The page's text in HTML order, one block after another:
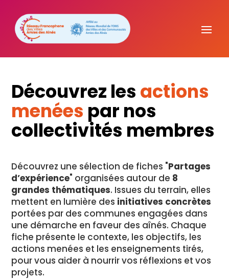
Découvrez les actions
menées par nos
collectivités membres
Découvrez une sélection de fiches "Partages
d’expérience" organisées autour de 8
grandes thématiques. Issues du terrain, elles
mettent en lumière des initiatives concrètes
portées par des communes engagées dans
une démarche en faveur des aînés. Chaque
fiche présente le contexte, les objectifs, les
actions menées et les enseignements tirés,
pour vous aider à nourrir vos réflexions et vos
projets.